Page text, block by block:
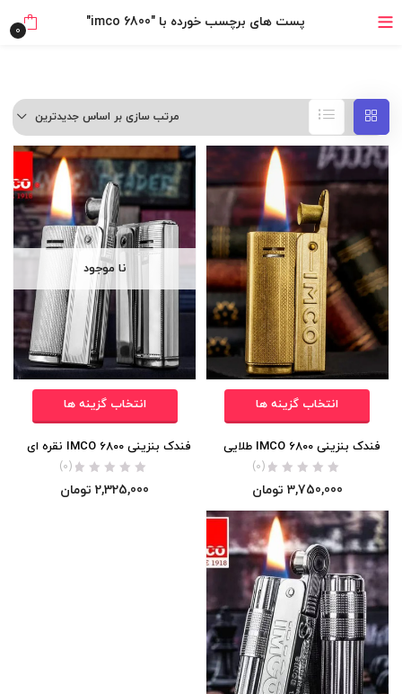
خرید قسطی با ترب‌پی
پست های برچسب خورده با "imco 6800" 0
مرتب سازی بر اساس جدیدترین
انتخاب گزینه ها
فندک بنزینی IMCO 6800 طلایی
(0)
3,750,000 تومان
نا موجود
انتخاب گزینه ها
فندک بنزینی IMCO 6800 نقره ای
(0)
2,325,000 تومان